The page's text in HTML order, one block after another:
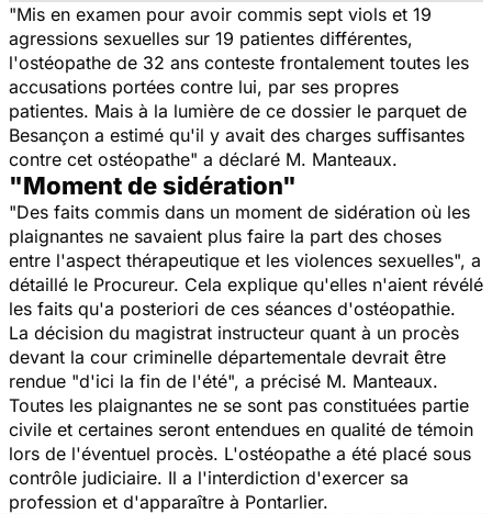
"Mis en examen pour avoir commis sept viols et 19
agressions sexuelles sur 19 patientes différentes,
l'ostéopathe de 32 ans conteste frontalement toutes les
accusations portées contre lui, par ses propres
patientes. Mais à la lumière de ce dossier le parquet de
Besançon a estimé qu'il y avait des charges suffisantes
contre cet ostéopathe" a déclaré M. Manteaux.
"Moment de sidération"
"Des faits commis dans un moment de sidération où les
plaignantes ne savaient plus faire la part des choses
entre l'aspect thérapeutique et les violences sexuelles", a
détaillé le Procureur. Cela explique qu'elles n'aient révélé
les faits qu'a posteriori de ces séances d'ostéopathie.
La décision du magistrat instructeur quant à un procès
devant la cour criminelle départementale devrait être
rendue "d'ici la fin de l'été", a précisé M. Manteaux.
Toutes les plaignantes ne se sont pas constituées partie
civile et certaines seront entendues en qualité de témoin
lors de l'éventuel procès. L'ostéopathe a été placé sous
contrôle judiciaire. Il a l'interdiction d'exercer sa
profession et d'apparaître à Pontarlier.